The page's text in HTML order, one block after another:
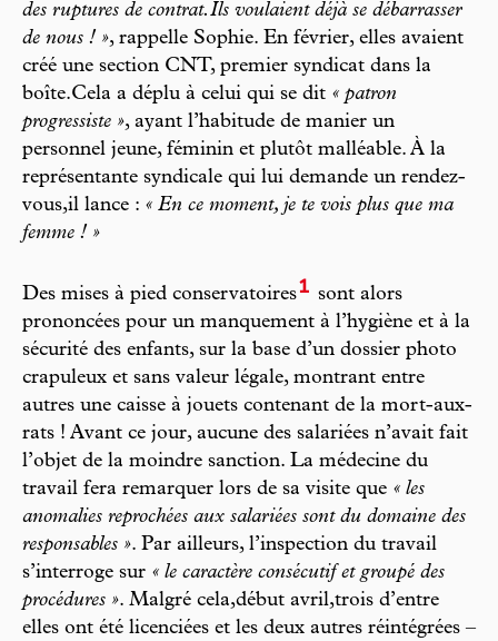
des ruptures de contrat.Ils voulaient déjà se débarrasser
de nous ! », rappelle Sophie. En février, elles avaient
créé une section CNT, premier syndicat dans la
boîte.Cela a déplu à celui qui se dit « patron
progressiste », ayant l’habitude de manier un
personnel jeune, féminin et plutôt malléable. À la
représentante syndicale qui lui demande un rendez-
vous,il lance : « En ce moment, je te vois plus que ma
femme ! »
Des mises à pied conservatoires1 sont alors
prononcées pour un manquement à l’hygiène et à la
sécurité des enfants, sur la base d’un dossier photo
crapuleux et sans valeur légale, montrant entre
autres une caisse à jouets contenant de la mort-aux-
rats ! Avant ce jour, aucune des salariées n’avait fait
l’objet de la moindre sanction. La médecine du
travail fera remarquer lors de sa visite que « les
anomalies reprochées aux salariées sont du domaine des
responsables ». Par ailleurs, l’inspection du travail
s’interroge sur « le caractère consécutif et groupé des
procédures ». Malgré cela,début avril,trois d’entre
elles ont été licenciées et les deux autres réintégrées –